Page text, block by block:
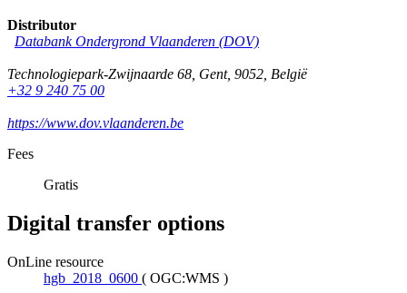
Distributor
Databank Ondergrond Vlaanderen (DOV)
Technologiepark-Zwijnaarde 68, Gent, 9052, België
+32 9 240 75 00
https://www.dov.vlaanderen.be
Fees
Gratis
Digital transfer options
OnLine resource
hgb_2018_0600 ( OGC:WMS )